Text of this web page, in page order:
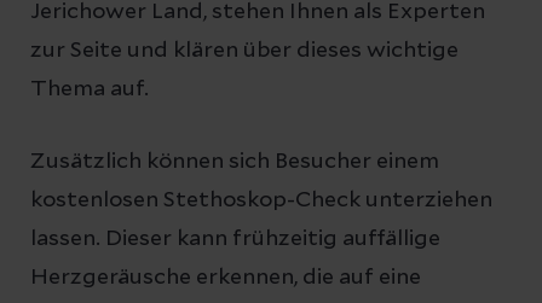
Jerichower Land, stehen Ihnen als Experten
zur Seite und klären über dieses wichtige
Thema auf.
Zusätzlich können sich Besucher einem
kostenlosen Stethoskop-Check unterziehen
lassen. Dieser kann frühzeitig auffällige
Herzgeräusche erkennen, die auf eine